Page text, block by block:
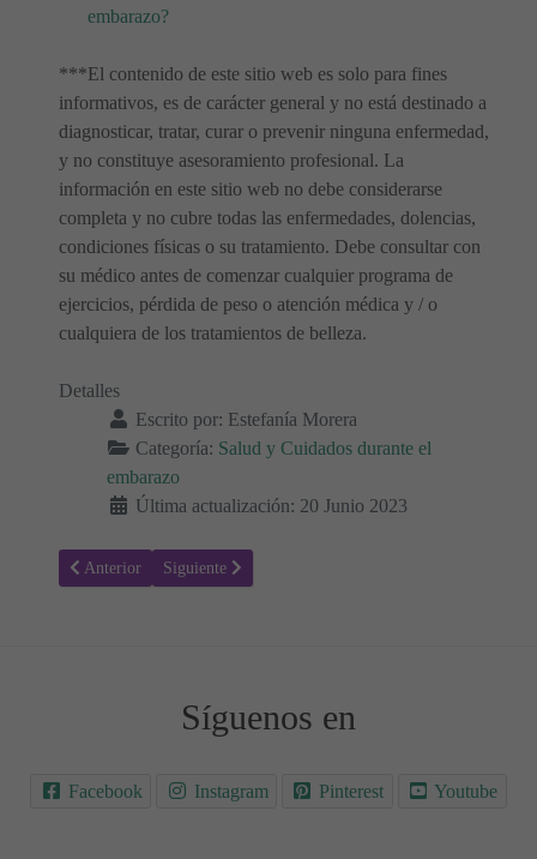
embarazo?
***El contenido de este sitio web es solo para fines
informativos, es de carácter general y no está destinado a
diagnosticar, tratar, curar o prevenir ninguna enfermedad,
y no constituye asesoramiento profesional. La
información en este sitio web no debe considerarse
completa y no cubre todas las enfermedades, dolencias,
condiciones físicas o su tratamiento. Debe consultar con
su médico antes de comenzar cualquier programa de
ejercicios, pérdida de peso o atención médica y / o
cualquiera de los tratamientos de belleza.
Detalles
Escrito por: Estefanía Morera
Categoría: Salud y Cuidados durante el
embarazo
Última actualización: 20 Junio 2023
Artículo anterior: ¿Puedo llevar a mi hijo en brazos estando
Anterior Artículo siguiente: Hepatitis Virales y Embarazo,
Siguiente
Síguenos en
Facebook Instagram Pinterest Youtube